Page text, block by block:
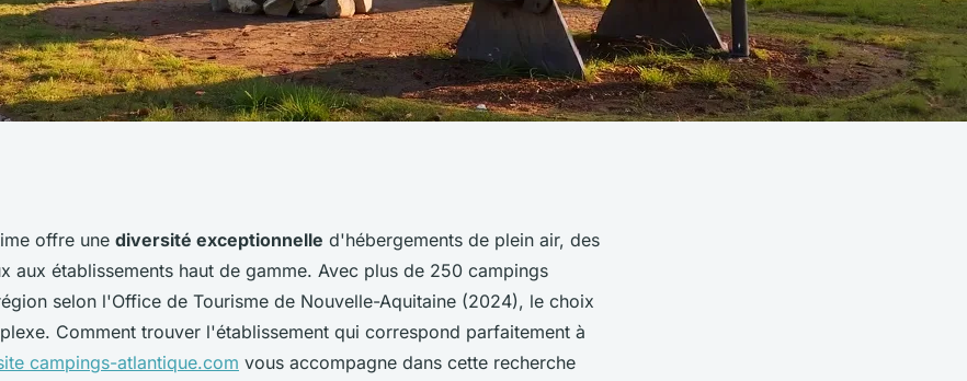
campings à
maritime
offre une diversité exceptionnelle d'hébergements de plein air, des
aux établissements haut de gamme. Avec plus de 250 campings
selon l'Office de Tourisme de Nouvelle-Aquitaine (2024), le choix
Comment trouver l'établissement qui correspond parfaitement à
campings-atlantique.com vous accompagne dans cette recherche